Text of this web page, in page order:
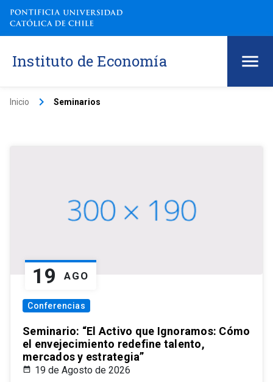
Instituto de Economía
Inicio keyboard_arrow_right Seminarios
19 AGO
Conferencias
Seminario: “El Activo que Ignoramos: Cómo
el envejecimiento redefine talento,
mercados y estrategia”
19 de Agosto de 2026